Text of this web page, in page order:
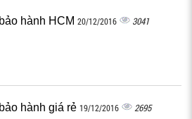
hành HCM 20/12/2016 3041
hành giá rẻ 19/12/2016 2695